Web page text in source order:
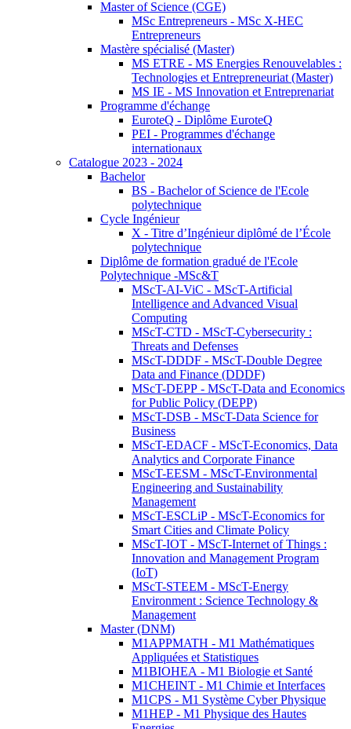
Master of Science (CGE)
MSc Entrepreneurs - MSc X-HEC
Entrepreneurs
Mastère spécialisé (Master)
MS ETRE - MS Energies Renouvelables :
Technologies et Entrepreneuriat (Master)
MS IE - MS Innovation et Entreprenariat
Programme d'échange
EuroteQ - Diplôme EuroteQ
PEI - Programmes d'échange
internationaux
Catalogue 2023 - 2024
Bachelor
BS - Bachelor of Science de l'Ecole
polytechnique
Cycle Ingénieur
X - Titre d’Ingénieur diplômé de l’École
polytechnique
Diplôme de formation gradué de l'Ecole
Polytechnique -MSc&T
MScT-AI-ViC - MScT-Artificial
Intelligence and Advanced Visual
Computing
MScT-CTD - MScT-Cybersecurity :
Threats and Defenses
MScT-DDDF - MScT-Double Degree
Data and Finance (DDDF)
MScT-DEPP - MScT-Data and Economics
for Public Policy (DEPP)
MScT-DSB - MScT-Data Science for
Business
MScT-EDACF - MScT-Economics, Data
Analytics and Corporate Finance
MScT-EESM - MScT-Environmental
Engineering and Sustainability
Management
MScT-ESCLiP - MScT-Economics for
Smart Cities and Climate Policy
MScT-IOT - MScT-Internet of Things :
Innovation and Management Program
(IoT)
MScT-STEEM - MScT-Energy
Environment : Science Technology &
Management
Master (DNM)
M1APPMATH - M1 Mathématiques
Appliquées et Statistiques
M1BIOHEA - M1 Biologie et Santé
M1CHEINT - M1 Chimie et Interfaces
M1CPS - M1 Système Cyber Physique
M1HEP - M1 Physique des Hautes